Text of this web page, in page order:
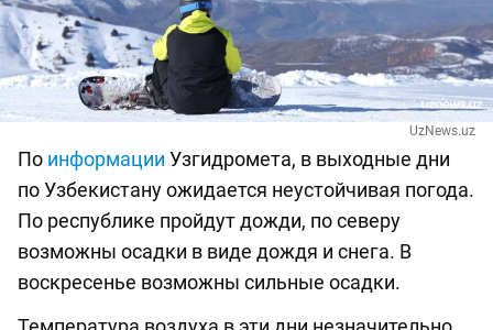
UzNews.uz
По информации Узгидромета, в выходные дни
по Узбекистану ожидается неустойчивая погода.
По республике пройдут дожди, по северу
возможны осадки в виде дождя и снега. В
воскресенье возможны сильные осадки.